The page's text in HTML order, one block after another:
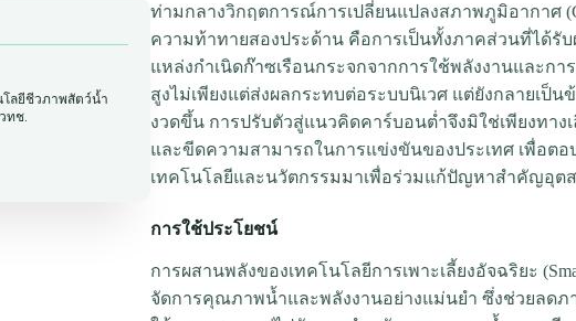
โลยีชีวภาพสัตว์น้ำ
ทช.
ท่ามกลางวิกฤตการณ์การเปลี่ยนแปลงสภาพภูมิอากาศ
ความท้าทายสองประด้าน คือการเป็นทั้งภาคส่วนที่ได้
แหล่งกำเนิดก๊าซเรือนกระจกจากการใช้พลังงานและก
สูงไม่เพียงแต่ส่งผลกระทบต่อระบบนิเวศ แต่ยังกลายเ
งวดขึ้น การปรับตัวสู่แนวคิดคาร์บอนต่ำจึงมิใช่เพียงทา
และขีดความสามารถในการแข่งขันของประเทศ เพื่อ
เทคโนโลยีและนวัตกรรมมาเพื่อร่วมแก้ปัญหาสำคัญอุตส
การใช้ประโยชน์
การผสานพลังของเทคโนโลยีการเพาะเลี้ยงอัจฉริยะ
จัดการคุณภาพน้ำและพลังงานอย่างแม่นยำ ซึ่งช่วยลดภ